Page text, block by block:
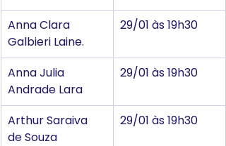
Anna Clara
Galbieri Laine.
29/01 às 19h30
Anna Julia
Andrade Lara
29/01 às 19h30
Arthur Saraiva
de Souza
29/01 às 19h30